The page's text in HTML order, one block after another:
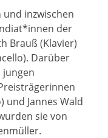
inzwischen
der
Brauß (Klavier)
Darüber
jungen
und Jannes Wald
sie von